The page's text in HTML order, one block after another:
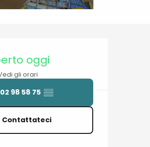
oggi
gli orari
02 98 58 75 ▒▒
Contattateci